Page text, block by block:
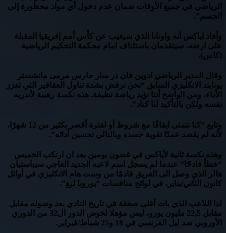
الرياضي في جميع الأوقات ضمان عدم دخول أي مواد محظورة إلى
الجسم”.
وأفاد اياكس أنه واونانا الذي سيغيب عن كأس أمم إفريقيا المقبلة
على ارضه، سيتقدمان باستئناف امام محكمة التحكيم الرياضية
(كاس).
وقال المدير الرياضي ادوين فان در سار حارس مرمى مانشستر
يونايتد الانكليزي السابق “نحن نرفض بشدة تناول العقاقير التي تعزز
الأداء، ومن الواضح أننا نؤيد رياضة نظيفة. هذه نكسة رهيبة لأندريه
نفسه ولكن بالتأكيد لنا كناد”.
وتابع “كنا نتمنى ايقافًا مع شروط أو لفترة أقصر بكثير من 12 شهرًا،
لأنه لم يقصد عمدًا تقوية جسده وبالتالي تحسين أدائه”.
وهذه نكسة ثانية لأياكس في غضون يومين بعد ان ارتكب الخميس
“خطأ فادحًا” عندما لم يسجل اسم لاعبه الجديد العاجي سيباستيان
هالر الذي وصل الى الفريق قادمًا من وست هام الانكليزي في أوائل
كانون الثاني/يناير، في لوائح منافسات “يوروبا ليغ”.
لذا اللاعب الذي بات أغلى صفقة في تاريخ النادي بعد وصوله مقابل
مقابل 22,5 مليون يورو، ليس مؤهلا لخوض الدور ال32 من الدوري
الأوروبي ضد ليل الفرنسي في 18 و25 شباط/فبراير.